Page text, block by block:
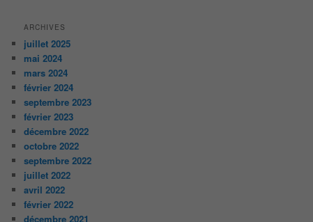
ARCHIVES
juillet 2025
mai 2024
mars 2024
février 2024
septembre 2023
février 2023
décembre 2022
octobre 2022
septembre 2022
juillet 2022
avril 2022
février 2022
décembre 2021